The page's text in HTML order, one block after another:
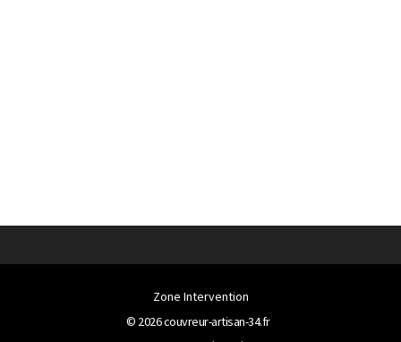
Zone Intervention
© 2026couvreur-artisan-34.fr